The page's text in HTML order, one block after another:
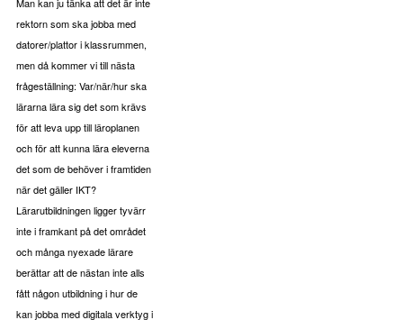
Man kan ju tänka att det är inte
rektorn som ska jobba med
datorer/plattor i klassrummen,
men då kommer vi till nästa
frågeställning: Var/när/hur ska
lärarna lära sig det som krävs
för att leva upp till läroplanen
och för att kunna lära eleverna
det som de behöver i framtiden
när det gäller IKT?
Lärarutbildningen ligger tyvärr
inte i framkant på det området
och många nyexade lärare
berättar att de nästan inte alls
fått någon utbildning i hur de
kan jobba med digitala verktyg i